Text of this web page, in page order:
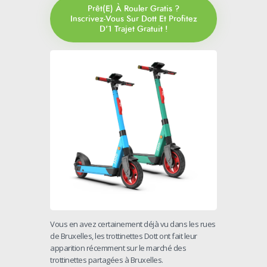
Prêt(e) À Rouler Gratis ?
Inscrivez-Vous Sur Dott Et Profitez
D'1 Trajet Gratuit !
Vous en avez certainement déjà vu dans les rues
de Bruxelles, les trottinettes Dott ont fait leur
apparition récemment sur le marché des
trottinettes partagées à Bruxelles.